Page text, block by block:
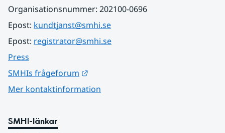
Organisationsnummer: 202100-0696
Epost: kundtjanst@smhi.se
Epost: registrator@smhi.se
Press
SMHIs frågeforum
Mer kontaktinformation
SMHI-länkar